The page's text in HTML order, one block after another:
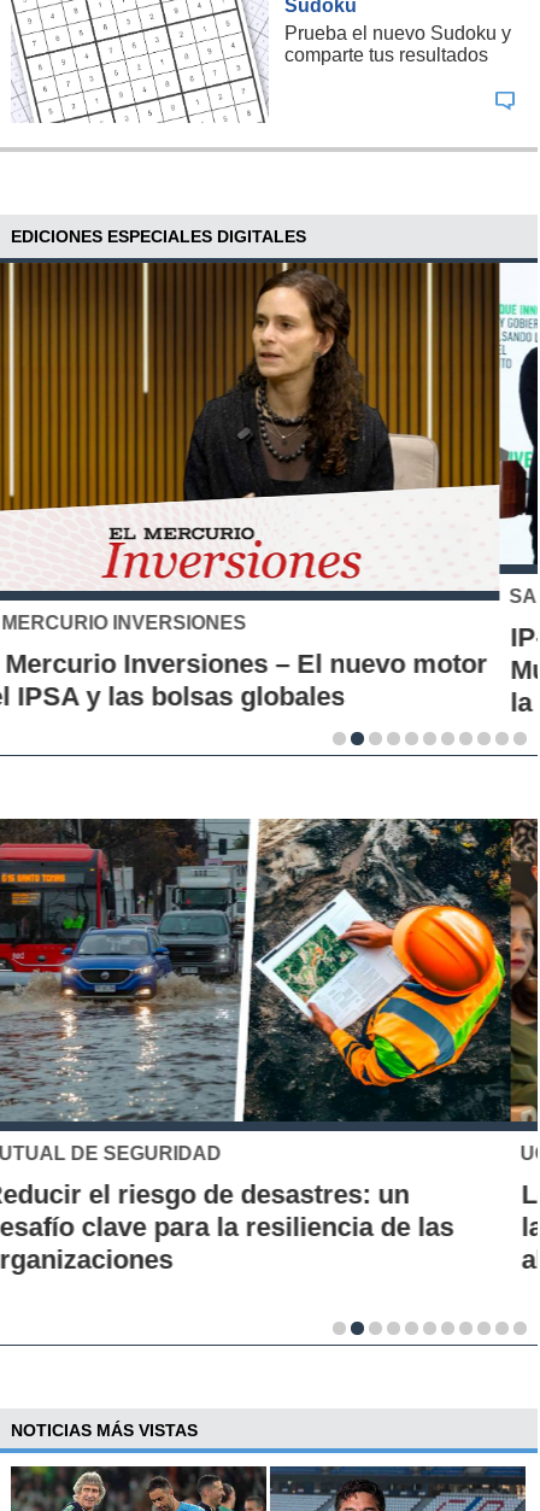
Sudoku
Prueba el nuevo Sudoku y
comparte tus resultados
EDICIONES ESPECIALES DIGITALES
SANTO TOMÁS
IP-CFT Santo Tomás y Red de Hubs
Municipales firman alianza para impulsar
la innovación en los territorios
UC
Los 70 años de la Carrera de Química de
la UC: Conoce su historia, hitos y aporte
al desarrollo científico del país
NOTICIAS MÁS VISTAS